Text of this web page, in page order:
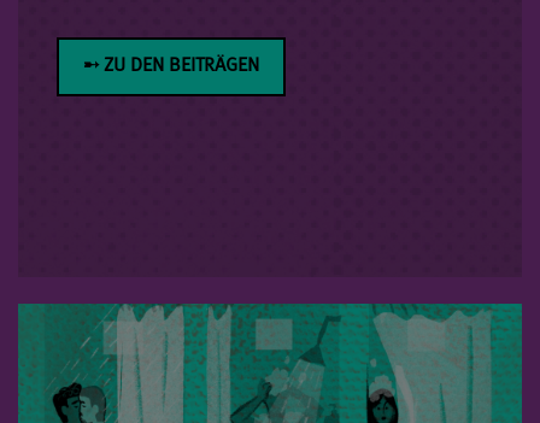
➸ ZU DEN BEITRÄGEN